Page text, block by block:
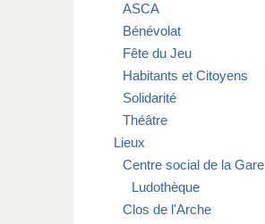
ASCA
Bénévolat
Fête du Jeu
Habitants et Citoyens
Solidarité
Théâtre
Lieux
Centre social de la Gare
Ludothèque
Clos de l'Arche